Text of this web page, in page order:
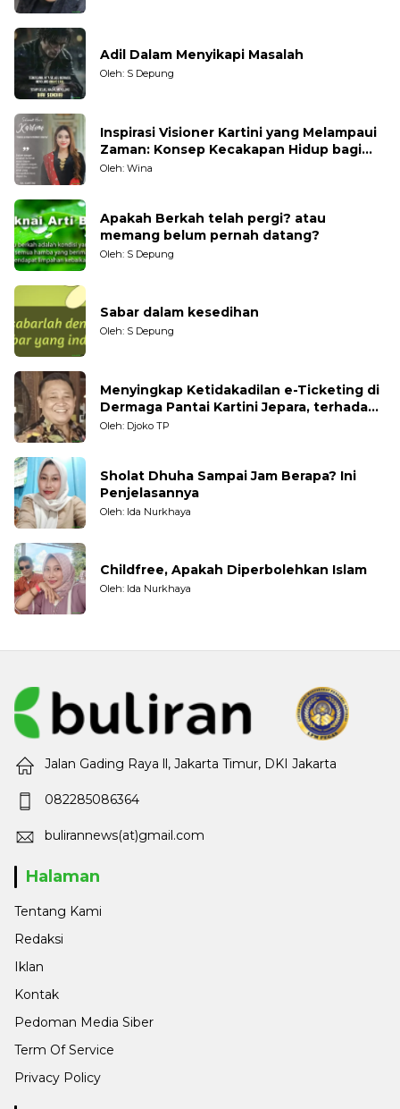
Adil Dalam Menyikapi Masalah
Oleh: S Depung
Inspirasi Visioner Kartini yang Melampaui
Zaman: Konsep Kecakapan Hidup bagi
Generasi Muda
Oleh: Wina
Apakah Berkah telah pergi? atau
memang belum pernah datang?
Oleh: S Depung
Sabar dalam kesedihan
Oleh: S Depung
Menyingkap Ketidakadilan e-Ticketing di
Dermaga Pantai Kartini Jepara, terhadap
Nelayan Tradisional
Oleh: Djoko TP
Sholat Dhuha Sampai Jam Berapa? Ini
Penjelasannya
Oleh: Ida Nurkhaya
Childfree, Apakah Diperbolehkan Islam
Oleh: Ida Nurkhaya
Jalan Gading Raya ll, Jakarta Timur, DKI Jakarta
082285086364
bulirannews(at)gmail.com
Halaman
Tentang Kami
Redaksi
Iklan
Kontak
Pedoman Media Siber
Term Of Service
Privacy Policy